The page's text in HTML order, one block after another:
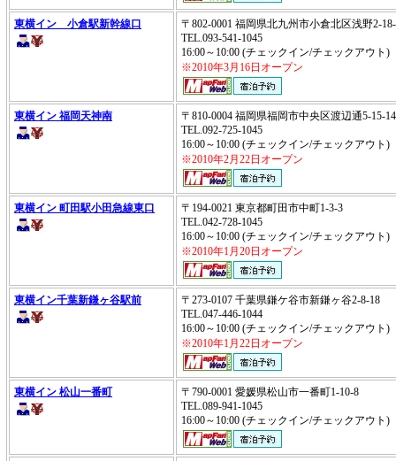
東横イン 小倉駅新幹線口
〒802-0001 福岡県北九州市小倉北区浅野2-
TEL.093-541-1045
16:00～10:00 (チェックイン/チェックアウ
※2010年3月16日オープン
東横イン 福岡天神南
〒810-0004 福岡県福岡市中央区渡辺通5-
TEL.092-725-1045
16:00～10:00 (チェックイン/チェックアウ
※2010年2月22日オープン
東横イン 町田駅小田急線東口
〒194-0021 東京都町田市中町1-3-3
TEL.042-728-1045
16:00～10:00 (チェックイン/チェックアウ
※2010年1月20日オープン
東横イン千葉新鎌ヶ谷駅前
〒273-0107 千葉県鎌ケ谷市新鎌ヶ谷2-8-18
TEL.047-446-1044
16:00～10:00 (チェックイン/チェックアウ
※2010年1月22日オープン
東横イン 松山一番町
〒790-0001 愛媛県松山市一番町1-10-8
TEL.089-941-1045
16:00～10:00 (チェックイン/チェックアウ